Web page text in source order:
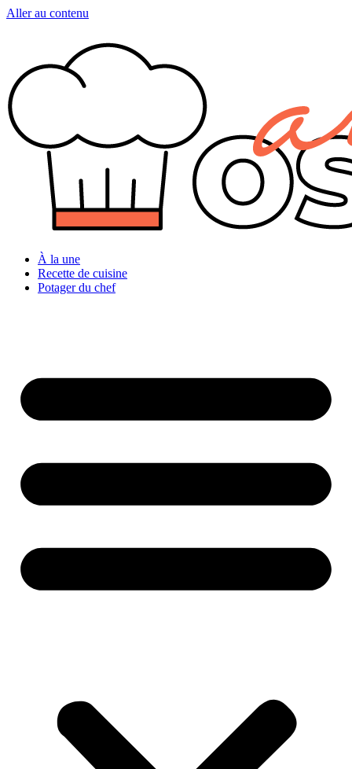
Aller au contenu
À la une
Recette de cuisine
Potager du chef